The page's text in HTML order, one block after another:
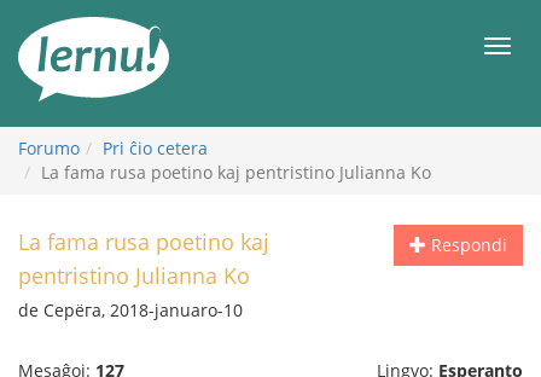
enhavo
Forumo
Pri ĉio cetera
La fama rusa poetino kaj pentristino Julianna Ko
Respondi
La fama rusa poetino kaj
pentristino Julianna Ko
de Серёга, 2018-januaro-10
Mesaĝoj: 127 Lingvo: Esperanto